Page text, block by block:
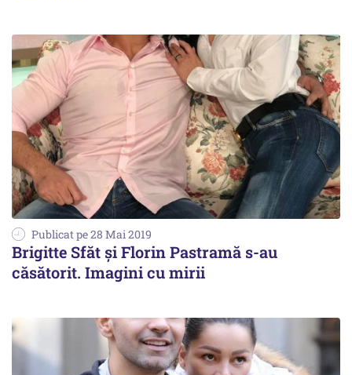
Publicat pe 28 Mai 2019
Brigitte Sfăt și Florin Pastramă s-au
căsătorit. Imagini cu mirii